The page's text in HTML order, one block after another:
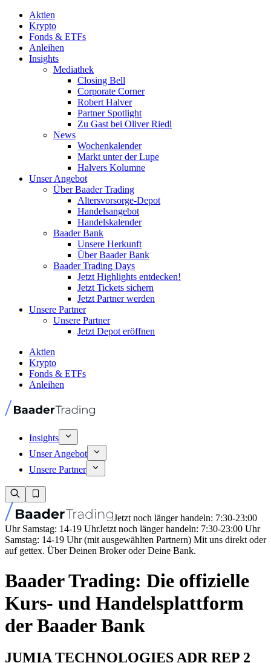
Aktien
Krypto
Fonds & ETFs
Anleihen
Insights
Mediathek
Closing Bell
Corporate Corner
Robert Halver
Partner Spotlight
Zu Gast bei Oliver Riedl
News
Wochenkalender
Markt unter der Lupe
Halvers Kolumne
Unser Angebot
Über Baader Trading
Altersvorsorge-Depot
Handelsangebot
Handelskalender
Baader Bank
Unsere Herkunft
Über Baader Bank
Baader Trading Days
Jetzt Highlights entdecken!
Jetzt Tickets sichern
Jetzt Partner werden
Unsere Partner
Unsere Partner
Jetzt Depot eröffnen
Aktien
Krypto
Fonds & ETFs
Anleihen
Insights
Unser Angebot
Unsere Partner
Jetzt noch länger handeln: 7:30-23:00
Uhr Samstag: 14-19 UhrJetzt noch länger handeln: 7:30-23:00 Uhr
Samstag: 14-19 Uhr (mit ausgewählten Partnern) Mit uns direkt oder
auf gettex. Über Deinen Broker oder Deine Bank.
Baader Trading: Die offizielle
Kurs- und Handelsplattform
der Baader Bank
JUMIA TECHNOLOGIES ADR REP 2